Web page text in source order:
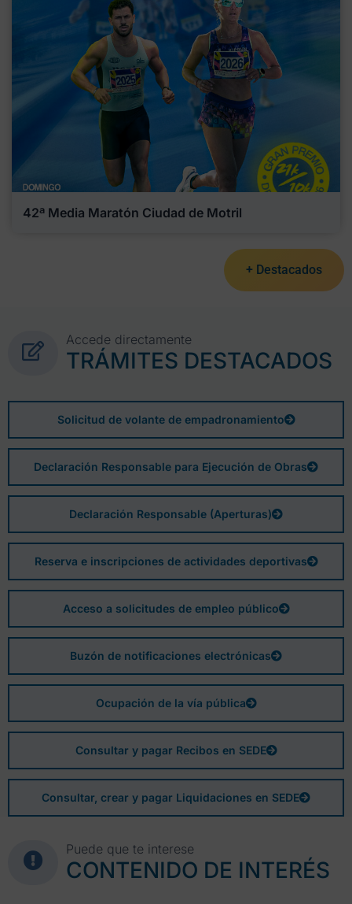
42ª Media Maratón Ciudad de Motril
+ Destacados
Accede directamente
TRÁMITES DESTACADOS
Solicitud de volante de empadronamiento
Declaración Responsable para Ejecución de Obras
Declaración Responsable (Aperturas)
Reserva e inscripciones de actividades deportivas
Acceso a solicitudes de empleo público
Buzón de notificaciones electrónicas
Ocupación de la vía pública
Consultar y pagar Recibos en SEDE
Consultar, crear y pagar Liquidaciones en SEDE
Puede que te interese
CONTENIDO DE INTERÉS